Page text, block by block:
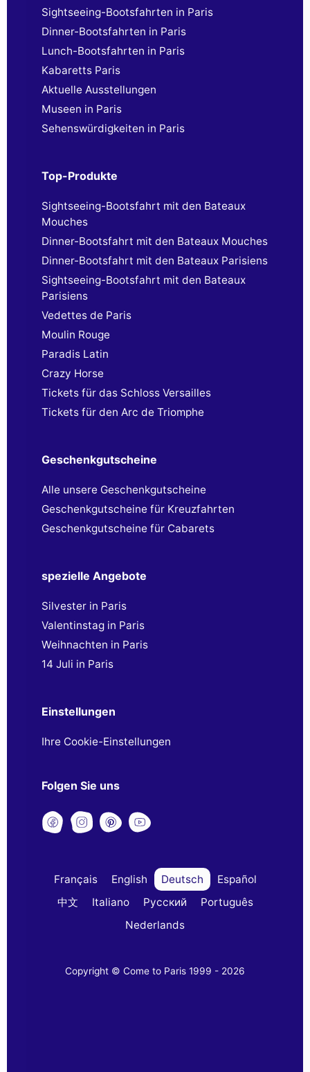
Sightseeing-Bootsfahrten in Paris
Dinner-Bootsfahrten in Paris
Lunch-Bootsfahrten in Paris
Kabaretts Paris
Aktuelle Ausstellungen
Museen in Paris
Sehenswürdigkeiten in Paris
Top-Produkte
Sightseeing-Bootsfahrt mit den Bateaux
Mouches
Dinner-Bootsfahrt mit den Bateaux Mouches
Dinner-Bootsfahrt mit den Bateaux Parisiens
Sightseeing-Bootsfahrt mit den Bateaux
Parisiens
Vedettes de Paris
Moulin Rouge
Paradis Latin
Crazy Horse
Tickets für das Schloss Versailles
Tickets für den Arc de Triomphe
Geschenkgutscheine
Alle unsere Geschenkgutscheine
Geschenkgutscheine für Kreuzfahrten
Geschenkgutscheine für Cabarets
spezielle Angebote
Silvester in Paris
Valentinstag in Paris
Weihnachten in Paris
14 Juli in Paris
Einstellungen
Ihre Cookie-Einstellungen
Folgen Sie uns
Français English Deutsch
Español
中文
Italiano Русский
Português
Nederlands
Copyright © Come to Paris 1999 - 2026